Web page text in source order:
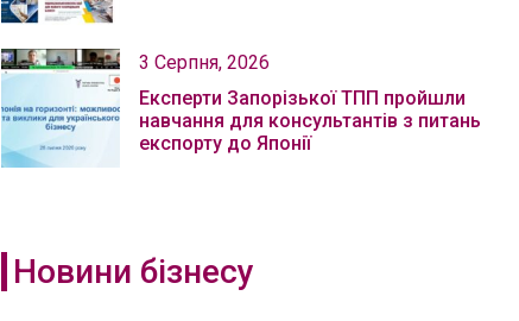
3 Серпня, 2026
Експерти Запорізької ТПП пройшли
навчання для консультантів з питань
експорту до Японії
Новини бізнесу